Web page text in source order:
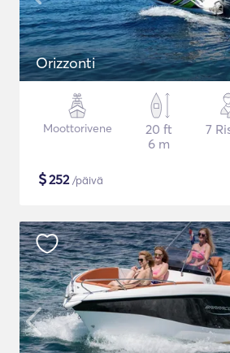
Orizzonti
Moottorivene
20 ft
6 m
7
$252/päivä